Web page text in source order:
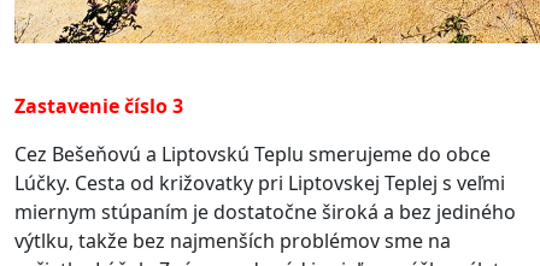
Zastavenie číslo 3
Cez Bešeňovú a Liptovskú Teplu smerujeme do obce
Lúčky. Cesta od križovatky pri Liptovskej Teplej s veľmi
miernym stúpaním je dostatočne široká a bez jediného
výtlku, takže bez najmenších problémov sme na